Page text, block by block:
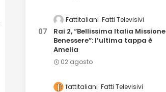
Fattitaliani Fatti Televisivi
Rai 2, “Bellissima Italia Missione
Benessere”: l’ultima tappa è
Amelia
02 agosto
fattitaliani Fatti Televisivi